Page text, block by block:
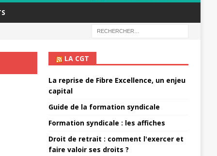
LA CGT
La reprise de Fibre Excellence, un enjeu
capital
Guide de la formation syndicale
Formation syndicale : les affiches
Droit de retrait : comment l'exercer et
faire valoir ses droits ?